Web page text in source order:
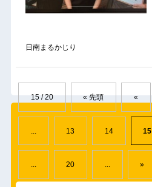
日南まるかじり
15 / 20 « 先頭 «
13 14 15
... 20 ... »